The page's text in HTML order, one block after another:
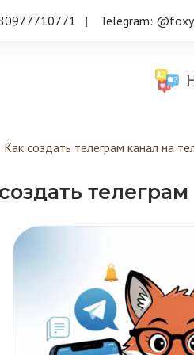
Telegram:
Как создать телеграм канал на